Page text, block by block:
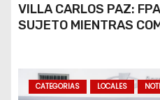
VILLA CARLOS PAZ:
SUJETO MIENTRAS
CATEGORIAS LOCALES